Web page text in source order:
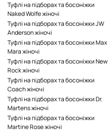
Туфлі на підборах та босоніжки
Naked Wolfe жіночі
Туфлі на підборах та босоніжки JW
Anderson жіночі
Туфлі на підборах та босоніжки Max
Mara жіночі
Туфлі на підборах та босоніжки New
Rock жіночі
Туфлі на підборах та босоніжки
Coach жіночі
Туфлі на підборах та босоніжки Dr.
Martens жіночі
Туфлі на підборах та босоніжки
Martine Rose жіночі